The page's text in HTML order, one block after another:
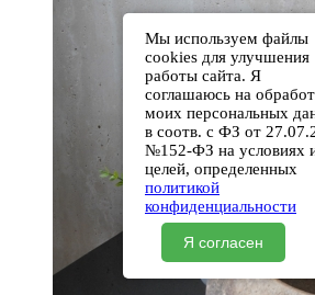
Мы используем файлы
cookies для улучшения
работы сайта. Я
соглашаюсь на
моих персональных
в соотв. с ФЗ от
№152-ФЗ на условиях
целей, определенных
политикой
конфиденциальности
Я согласен